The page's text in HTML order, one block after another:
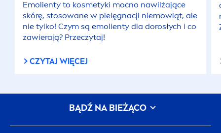
Emolienty to kosmetyki mocno nawilżające
skórę, stosowane w pielęgnacji niemowląt, ale
nie tylko! Czym są emolienty dla dorosłych i co
zawierają? Przeczytaj!
CZYTAJ WIĘCEJ
BĄDŹ NA BIEŻĄCO